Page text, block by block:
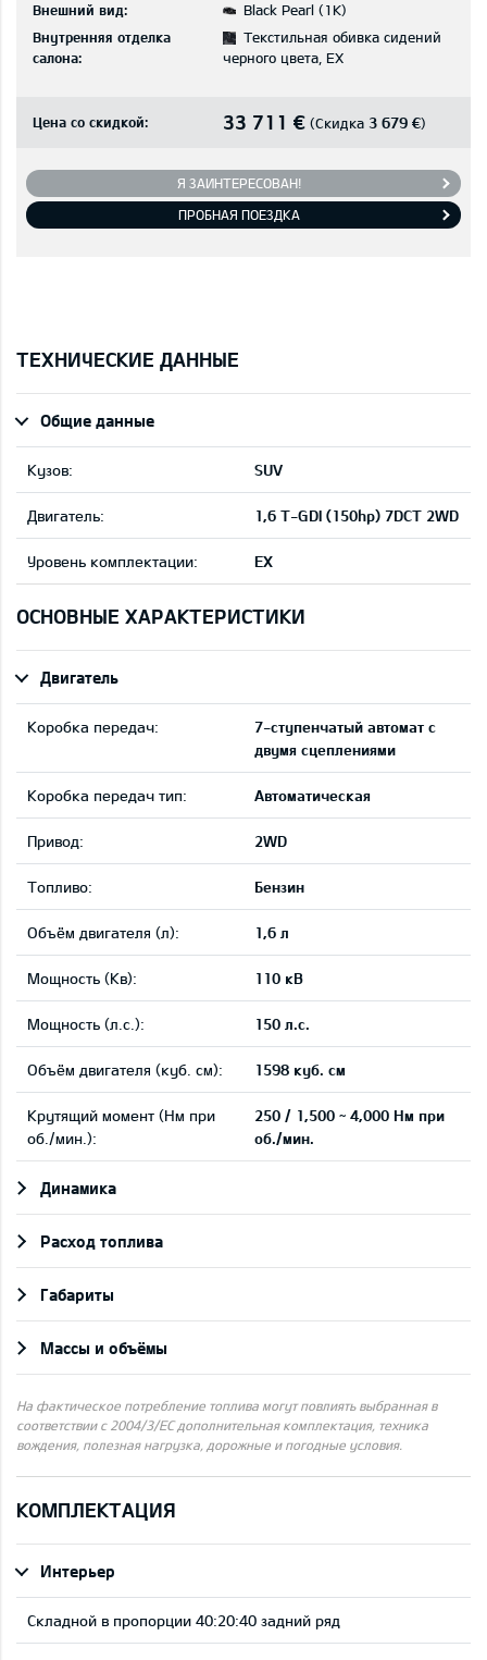
Внешний вид:
Black Pearl (1K)
Внутренняя отделка
салона:
Текстильная обивка сидений
черного цвета, EX
Цена со скидкой: 33 711 € (Скидка 3 679 €)
Я ЗАИНТЕРЕСОВАН!
ПРОБНАЯ ПОЕЗДКА
ТЕХНИЧЕСКИЕ ДАННЫЕ
Общие данные
Кузов: SUV
Двигатель: 1,6 T-GDI (150hp) 7DCT 2WD
Уровень комплектации: EX
ОСНОВНЫЕ ХАРАКТЕРИСТИКИ
Двигатель
Коробка передач:
7-ступенчатый автомат с
двумя сцеплениями
Коробка передач тип: Автоматическая
Привод: 2WD
Tопливо: Бензин
Объём двигателя (л): 1,6 л
Мощность (Кв): 110 кВ
Мощность (л.с.): 150 л.с.
Объём двигателя (куб. см): 1598 куб. см
Крутящий момент (Нм при
об./мин.):
250 / 1,500 ~ 4,000 Нм при
об./мин.
Динамика
Pасход топлива
Габариты
Массы и объёмы
На фактическое потребление топлива могут повлиять выбранная в
соответствии с 2004/3/ЕС дополнительная комплектация, техника
вождения, полезная нагрузка, дорожные и погодные условия.
КОМПЛЕКТАЦИЯ
Интерьер
Складной в пропорции 40:20:40 задний ряд